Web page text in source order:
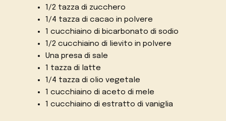
1/2 tazza di zucchero
1/4 tazza di cacao in polvere
1 cucchiaino di bicarbonato di sodio
1/2 cucchiaino di lievito in polvere
Una presa di sale
1 tazza di latte
1/4 tazza di olio vegetale
1 cucchiaino di aceto di mele
1 cucchiaino di estratto di vaniglia